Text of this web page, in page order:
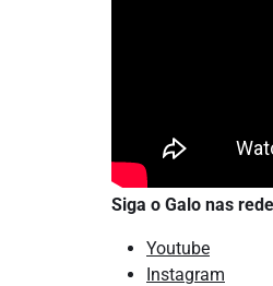
Siga o Galo nas
Youtube
Instagram